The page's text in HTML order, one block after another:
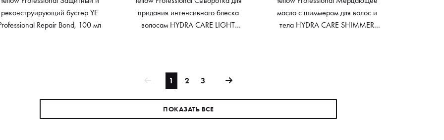
реконструирующий бустер YE
Repair Bond, 100 мл
придания интенсивного блеска
волосам HYDRA CARE LIGHT
масло с шиммером для волос и
тела HYDRA CARE SHIMMER
1 2 3
ПОКАЗАТЬ ВСЕ